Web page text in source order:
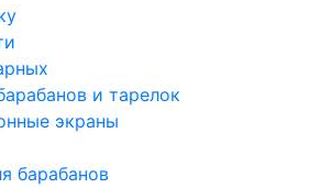
и тарелок
экраны
барабанов